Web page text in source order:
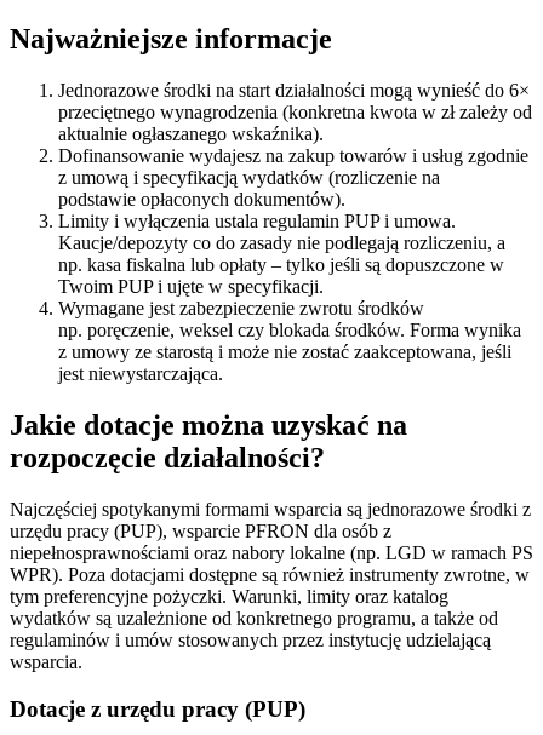
Najważniejsze informacje
Jednorazowe środki na start działalności mogą wynieść do 6×
przeciętnego wynagrodzenia (konkretna kwota w zł zależy od
aktualnie ogłaszanego wskaźnika).
Dofinansowanie wydajesz na zakup towarów i usług zgodnie
z umową i specyfikacją wydatków (rozliczenie na
podstawie opłaconych dokumentów).
Limity i wyłączenia ustala regulamin PUP i umowa.
Kaucje/depozyty co do zasady nie podlegają rozliczeniu, a
np. kasa fiskalna lub opłaty – tylko jeśli są dopuszczone w
Twoim PUP i ujęte w specyfikacji.
Wymagane jest zabezpieczenie zwrotu środków
np. poręczenie, weksel czy blokada środków. Forma wynika
z umowy ze starostą i może nie zostać zaakceptowana, jeśli
jest niewystarczająca.
Jakie dotacje można uzyskać na
rozpoczęcie działalności?
Najczęściej spotykanymi formami wsparcia są jednorazowe środki z
urzędu pracy (PUP), wsparcie PFRON dla osób z
niepełnosprawnościami oraz nabory lokalne (np. LGD w ramach PS
WPR). Poza dotacjami dostępne są również instrumenty zwrotne, w
tym preferencyjne pożyczki. Warunki, limity oraz katalog
wydatków są uzależnione od konkretnego programu, a także od
regulaminów i umów stosowanych przez instytucję udzielającą
wsparcia.
Dotacje z urzędu pracy (PUP)